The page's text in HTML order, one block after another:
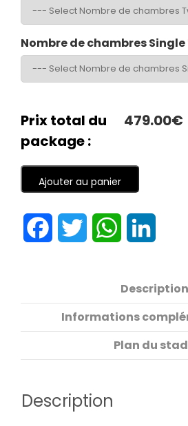
Nombre de chambres Single
Prix total du
package :
479.00€
Ajouter au panier
FacebookTwitter WhatsApp
Description
Informations
Plan du
Description